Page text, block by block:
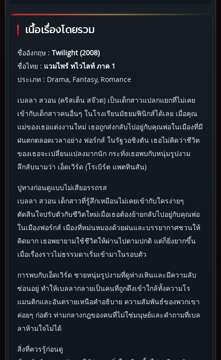
เนื้อเรื่องโดยรวม
ชื่ออังกฤษ : Twilight (2008)
ชื่อไทย : แวมไพร์ ทไวไลท์ ภาค 1
ประเภท : Drama, Fantasy, Romance
เบลลา สวอน (คริสเต็น สจ๊วต) เป็นเด็กสาวแปลกแยกที่ไม่เคย
เข้ากับเด็กสาวคนอื่นๆ ในโรงเรียนมัธยมฟินิกส์ได้เลย เมื่อคุณ
แม่ของเธอแต่งงานใหม่ เธอถูกส่งกลับไปอยู่กับคุณพ่อในเมืองที่มี
ฝนตกตลอดเวลาอย่าง ฟอร์กส์ ในรัฐวอชิงตัน เธอไม่คิดว่าชีวิต
ของเธอจะเปลี่ยนแปลงมากนัก กระทั่งเธอพบกับหนุ่มรูปงาม
ลึกลับนามว่า เอ็ดเวิร์ด (โรเบิร์ต แพตทินสัน)
ปูทางก่อนดูแบบไม่เสียอรรถรส
เบลลา สวอน เด็กสาวที่รู้สึกเหมือนไม่เคยเข้ากับใครง่ายๆ
ตัดสินใจปรับตัวกับชีวิตใหม่เมื่อเธอต้องย้ายกลับไปอยู่กับคุณพ่อ
ในเมืองฟอร์กส์ เมืองที่หม่นหมองด้วยฝนและบรรยากาศชวนให้
คิดมาก เธอพยายามใช้ชีวิตให้ผ่านไปตามปกติ แต่ก็ยิ่งยากขึ้น
เมื่อเรื่องราวไม่ธรรมดาเริ่มเข้ามาในรอบตัว
การพบกับเอ็ดเวิร์ด ชายหนุ่มรูปงามที่ดูห่างเหินและมีความลับ
ซ่อนอยู่ ทำให้เบลลากลายเป็นคนที่ถูกดึงเข้าใกล้ทั้งความโร
แมนติกและอันตรายเหนือคำอธิบาย ความสัมพันธ์ของพวกเขา
ค่อยๆ ก่อตัว ท่ามกลางกฎของคนที่ไม่ใช่มนุษย์และคำถามที่เบล
ลาห้ามใจไม่ได้
สิ่งที่ควรรู้ก่อนดู